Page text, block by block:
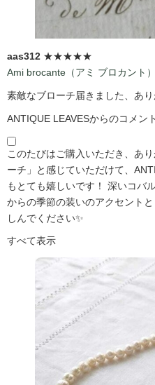
aas312 ★★★★★
Ami brocante（アミ ブロカント
素敵なブローチ届きました、あり
ANTIQUE LEAVESからのコメント
このたびはご購入いただき、あ
ーチ」と感じていただけて、
もとても嬉しいです！ 深いコバ
からの季節の装いのアクセント
しんでください✨
すべて表示